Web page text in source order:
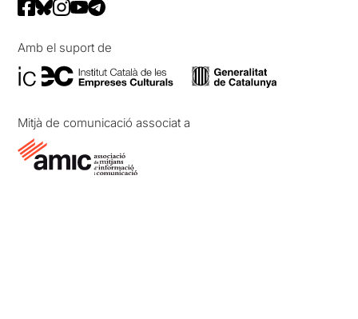
Amb el suport de
Mitjà de comunicació associat a